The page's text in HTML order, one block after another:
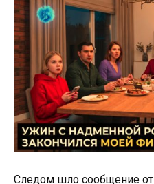
Следом шло сообщение